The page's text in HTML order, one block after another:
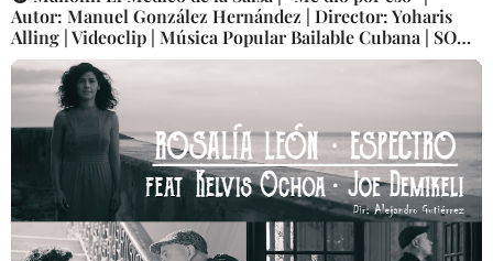
Autor: Manuel González Hernández | Director: Yoharis
Alling | Videoclip | Música Popular Bailable Cubana | SON -
SALSA - TIMBA | Artistas Cubanos | Canción | CUBA